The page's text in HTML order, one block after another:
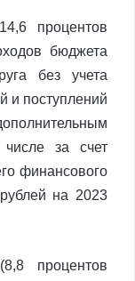
процентов
бюджета
без учета
и поступлений
за счет
финансового
на 2023
процентов